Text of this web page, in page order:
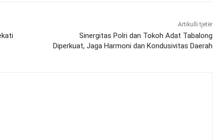
Artikulli tjetër
Sinergitas Polri dan Tokoh Adat Tabalong
Diperkuat, Jaga Harmoni dan Kondusivitas Daerah